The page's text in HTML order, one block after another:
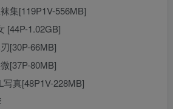
集[119P1V-556MB]
[44P-1.02GB]
[30P-66MB]
[37P-80MB]
真[48P1V-228MB]